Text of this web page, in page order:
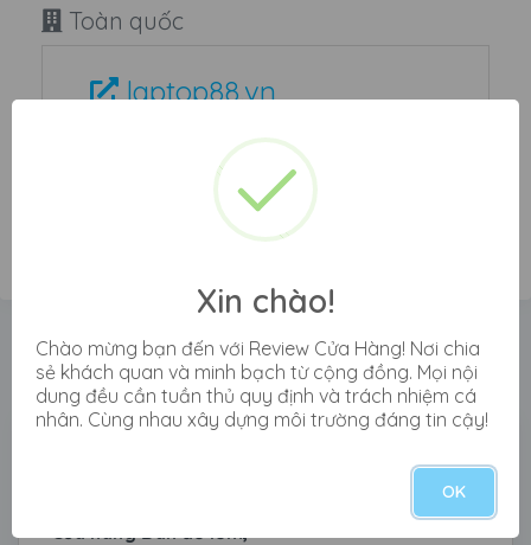
Toàn quốc
laptop88.vn
đánh giá cửa hàng
Xem tất cả đánh giá cửa hàng
Laptop88
"Cửa hàng Bán đồ lởm,"
Xin chào!
Chào mừng bạn đến với Review Cửa Hàng! Nơi chia
sẻ khách quan và minh bạch từ cộng đồng. Mọi nội
dung đều cần tuần thủ quy định và trách nhiệm cá
nhân. Cùng nhau xây dựng môi trường đáng tin cậy!
OK